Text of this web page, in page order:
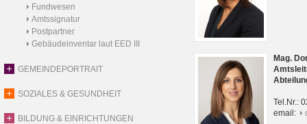
Fundwesen
Amtssignatur
Postpartner
Gebäudeinventar laut EED III
GEMEINDEPORTRAIT
SOZIALES & GESUNDHEIT
BILDUNG & EINRICHTUNGEN
Mag.
Tel.Nr.:
email: